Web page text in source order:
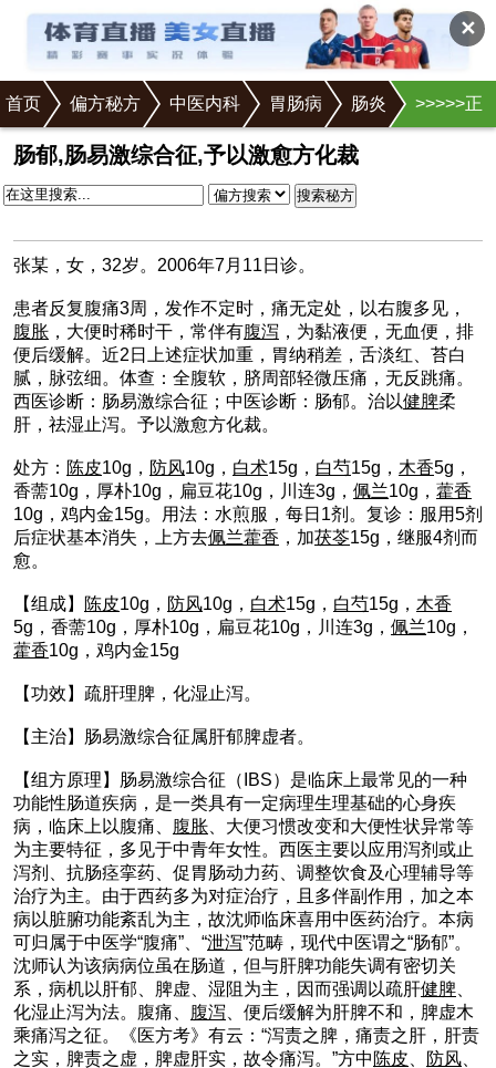
✕
首页 >
偏方秘方 >
中医内科 >
胃肠病 >
肠炎 >正
文肠郁,肠易激综合征,予以激愈方化裁
搜索秘方
张某，女，32岁。2006年7月11日诊。
患者反复腹痛3周，发作不定时，痛无定处，以右腹多见，
腹胀 ，大便时稀时干，常伴有腹泻 ，为黏液便，无血便，排
便后缓解。近2日上述症状加重，胃纳稍差，舌淡红、苔白
腻，脉弦细。体查：全腹软，脐周部轻微压痛，无反跳痛。
西医诊断：肠易激综合征；中医诊断：肠郁。治以健脾柔
肝，祛湿止泻。予以激愈方化裁。
处方： 陈皮10g， 防风10g， 白术15g， 白芍15g， 木香5g，
香薷10g，厚朴10g，扁豆花10g，川连3g， 佩兰10g， 藿香
10g，鸡内金15g。用法：水煎服，每日1剂。复诊：服用5剂
后症状基本消失，上方去佩兰藿香 ，加茯苓15g，继服4剂而
愈。
【组成】 陈皮10g， 防风10g， 白术15g， 白芍15g， 木香
5g，香薷10g，厚朴10g，扁豆花10g，川连3g， 佩兰10g，
藿香10g，鸡内金15g
【功效】疏肝理脾，化湿止泻。
【主治】肠易激综合征属肝郁脾虚者。
【组方原理】肠易激综合征（IBS）是临床上最常见的一种
功能性肠道疾病，是一类具有一定病理生理基础的心身疾
病，临床上以腹痛、 腹胀 、大便习惯改变和大便性状异常等
为主要特征，多见于中青年女性。西医主要以应用泻剂或止
泻剂、抗肠痉挛药、促胃肠动力药、调整饮食及心理辅导等
治疗为主。由于西药多为对症治疗，且多伴副作用，加之本
病以脏腑功能紊乱为主，故沈师临床喜用中医药治疗。本病
可归属于中医学“腹痛”、“泄泻”范畴，现代中医谓之“肠郁”。
沈师认为该病病位虽在肠道，但与肝脾功能失调有密切关
系，病机以肝郁、脾虚、湿阻为主，因而强调以疏肝健脾
化湿止泻为法。腹痛、 腹泻 、便后缓解为肝脾不和，脾虚木
乘痛泻之征。《医方考》有云：“泻责之脾，痛责之肝，肝责
之实，脾责之虚，脾虚肝实，故令痛泻。”方中 陈皮 防风